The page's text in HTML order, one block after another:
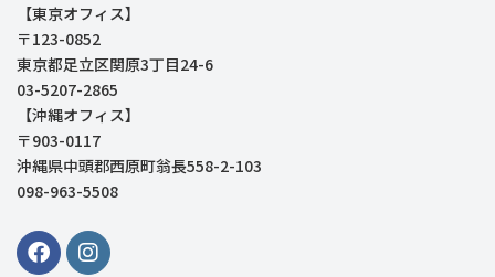
【東京オフィス】
〒123-0852
東京都足立区関原3丁目24-6
03-5207-2865
【沖縄オフィス】
〒903-0117
沖縄県中頭郡西原町翁長558-2-103
098-963-5508